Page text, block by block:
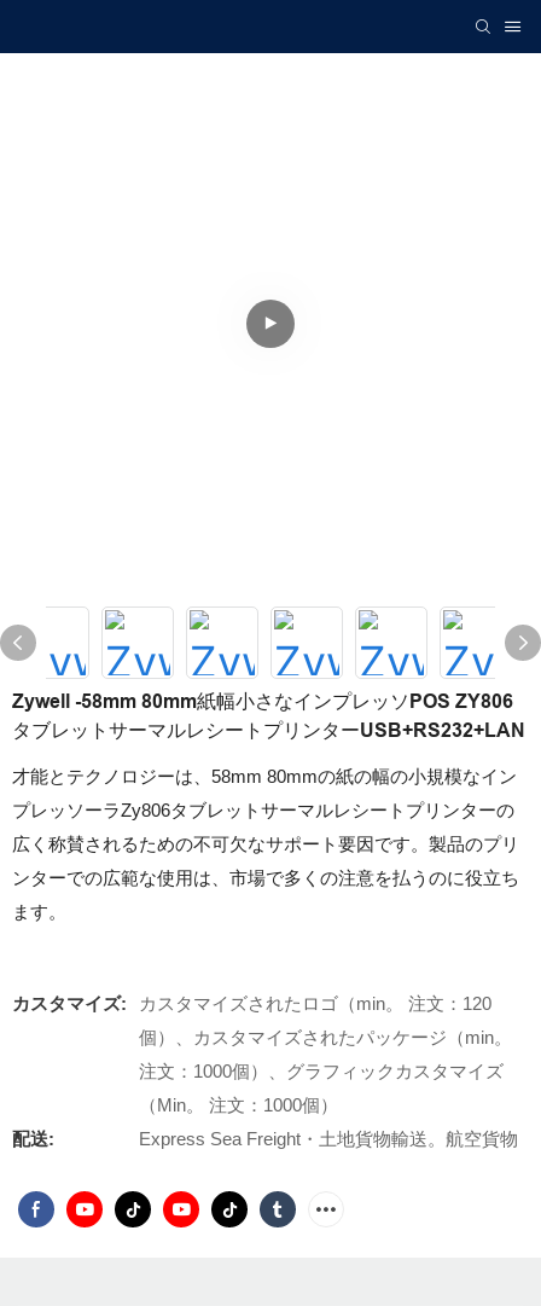
Zywell -58mm 80mm紙幅小さなインプレッソPOS ZY806
タブレットサーマルレシートプリンターUSB+RS232+LAN
才能とテクノロジーは、58mm 80mmの紙の幅の小規模なイン
プレッソーラZy806タブレットサーマルレシートプリンターの
広く称賛されるための不可欠なサポート要因です。製品のプリ
ンターでの広範な使用は、市場で多くの注意を払うのに役立ち
ます。
カスタマイズ:
カスタマイズされたロゴ（min。 注文：120
個）、カスタマイズされたパッケージ（min。
注文：1000個）、グラフィックカスタマイズ
（Min。 注文：1000個）
配送:
Express Sea Freight・土地貨物輸送。航空貨物